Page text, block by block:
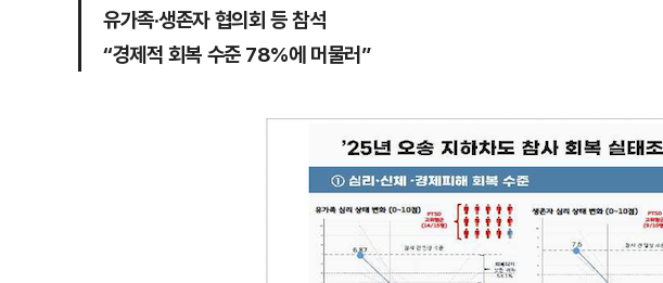
유가족·생존자 협의회 등 참석
“경제적 회복 수준 78%에 머물러”